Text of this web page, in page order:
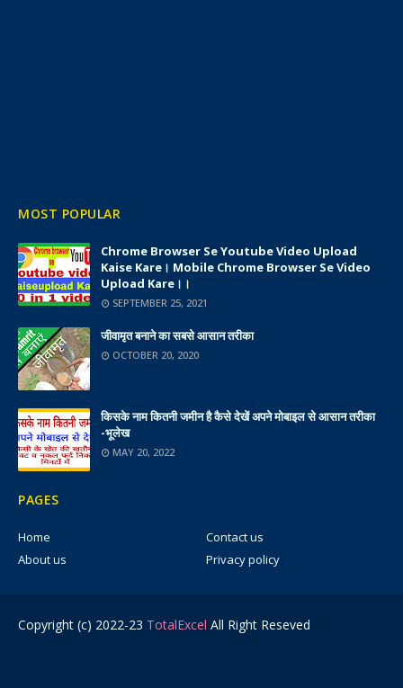
MOST POPULAR
Chrome Browser Se Youtube Video Upload
Kaise Kare। Mobile Chrome Browser Se Video
Upload Kare।।
SEPTEMBER 25, 2021
जीवामृत बनाने का सबसे आसान तरीका
OCTOBER 20, 2020
किसके नाम कितनी जमीन है कैसे देखें अपने मोबाइल से आसान तरीका
-भूलेख
MAY 20, 2022
PAGES
Home
Contact us
About us
Privacy policy
Copyright (c) 2022-23 TotalExcel All Right Reseved